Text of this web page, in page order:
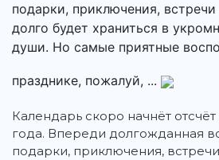
подарки, приключения,
долго будет храниться в
души. Но самые приятные
празднике, пожалуй, ...
Календарь скоро начнёт
года. Впереди долгожданная
подарки, приключения,